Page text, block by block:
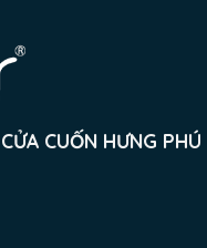
CUỐN HƯNG PHÚ